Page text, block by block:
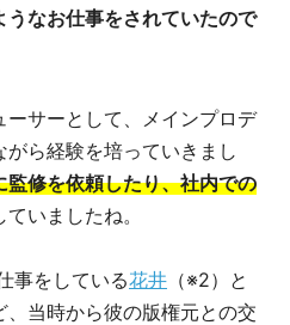
なお仕事をされていたので
ーサーとして、メインプロデ
がら経験を培っていきまし
監修を依頼したり、社内での
ていましたね。
事をしている花井 （※2）と
当時から彼の版権元との交